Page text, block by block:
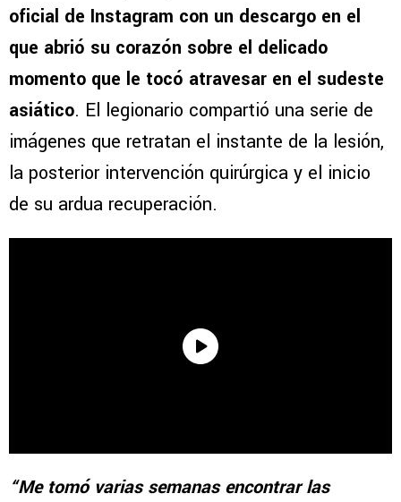
oficial de Instagram con un descargo en el
que abrió su corazón sobre el delicado
momento que le tocó atravesar en el sudeste
asiático. El legionario compartió una serie de
imágenes que retratan el instante de la lesión,
la posterior intervención quirúrgica y el inicio
de su ardua recuperación.
“Me tomó varias semanas encontrar las